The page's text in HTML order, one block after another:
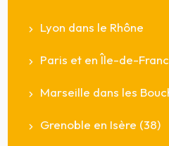
Lyon dans le Rhône
Paris et en Île-de-
Marseille dans les
Grenoble en Isère (38)